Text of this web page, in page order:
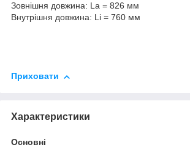
Зовнішня довжина: La = 826 мм
Внутрішня довжина: Li = 760 мм
Приховати
Характеристики
Основні